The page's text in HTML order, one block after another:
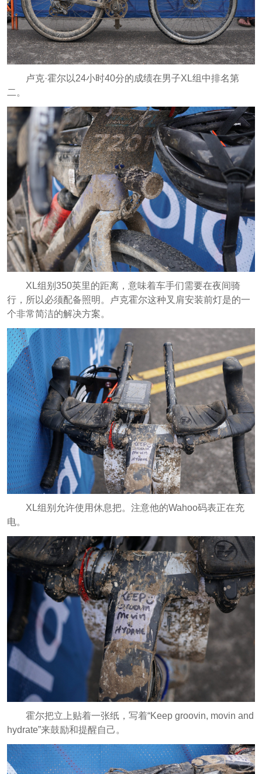
卢克·霍尔以24小时40分的成绩在男子XL组中排名第
二。
XL组别350英里的距离，意味着车手们需要在夜间骑
行，所以必须配备照明。卢克霍尔这种叉肩安装前灯是的一
个非常简洁的解决方案。
XL组别允许使用休息把。注意他的Wahoo码表正在充
电。
霍尔把立上贴着一张纸，写着“Keep groovin, movin and
hydrate”来鼓励和提醒自己。